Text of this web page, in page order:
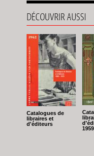
DÉCOUVRIR AUSSI
Catalogues de
libraires et
d'éditeurs
1959